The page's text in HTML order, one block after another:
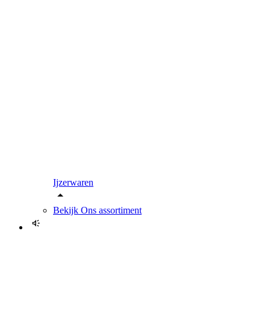
Ijzerwaren
Bekijk Ons assortiment